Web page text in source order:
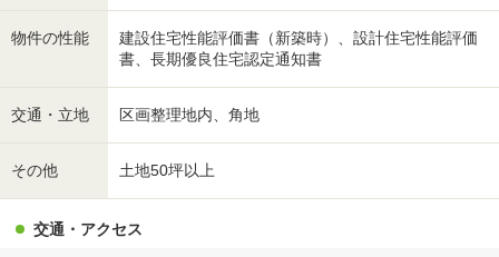
物件の性能
建設住宅性能評価書（新築時）、設計住宅性能評価
書、長期優良住宅認定通知書
交通・立地 区画整理地内、角地
その他 土地50坪以上
交通・アクセス